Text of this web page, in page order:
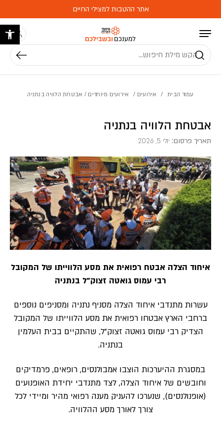
אתר ההטבות למצילי החיים
חיפוש
עמוד הבית / אירועים / אירועים מיוחדים / אבטחת הלוויה בנתניה
אבטחת הלוויה בנתניה
תאריך פרסום:יולי 5, 2026
איחוד הצלה אבטח רפואית את מסע הלווייתו של המקובל
רבי עמוס גואטה זצוק”ל בנתניה
עשרות מתנדבי איחוד הצלה מסניף נתניה ומסניפים נוספים
ברחבי הארץ אבטחו רפואית את מסע הלווייתו של המקובל
הצדיק רבי עמוס גואטה זצוק”ל, שהתקיים בבית העלמין
בנתניה.
במסגרת ההיערכות הוצבו אמבולנסים, רופאים, פרמדיקים
וחובשים של איחוד הצלה, לצד מתנדבי יחידת האופנועים
(אופנולנסים), שנערכו להעניק מענה רפואי מהיר ומיידי לכל
צורך לאורך מסע ההלוויה.